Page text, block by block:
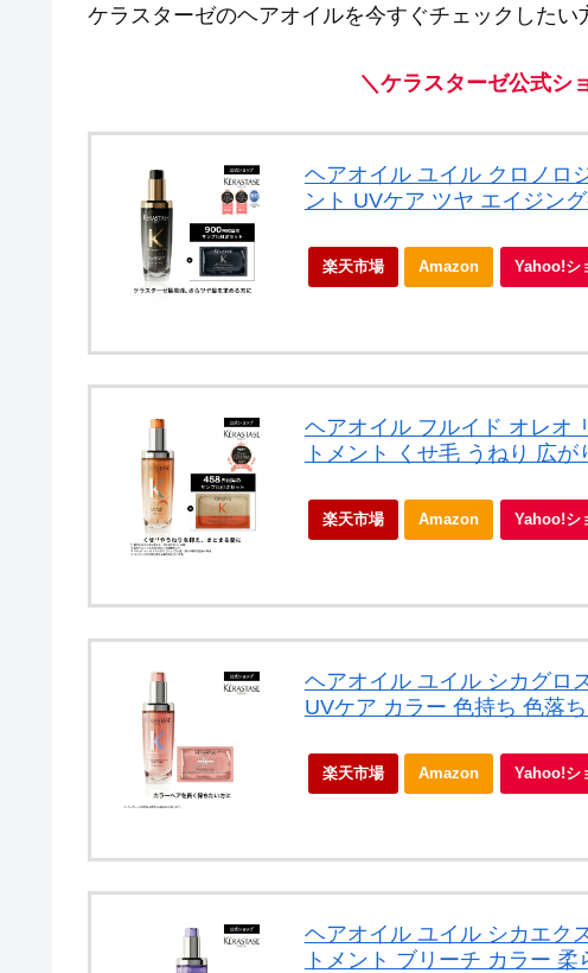
ケラスターゼのヘアオイルを今すぐチェックしたい
＼ケラスターゼ公式シ
ヘアオイル ユイル クロノロ
ント UVケア ツヤ エイジン
楽天市場 Amazon Yahoo!シ
ヘアオイル フルイド オレオ
トメント くせ毛 うねり 広が
楽天市場 Amazon Yahoo!シ
ヘアオイル ユイル シカグロ
UVケア カラー 色持ち 色落
楽天市場 Amazon Yahoo!シ
ヘアオイル ユイル シカエク
トメント ブリーチ カラー 柔